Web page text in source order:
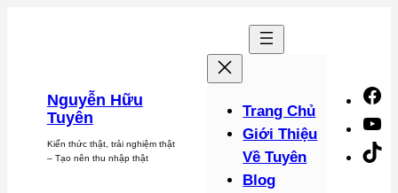
Nguyễn Hữu
Tuyên
Kiến thức thật, trải nghiệm thật
– Tạo nên thu nhập thật
Trang Chủ
Giới Thiệu
Về Tuyên
Blog